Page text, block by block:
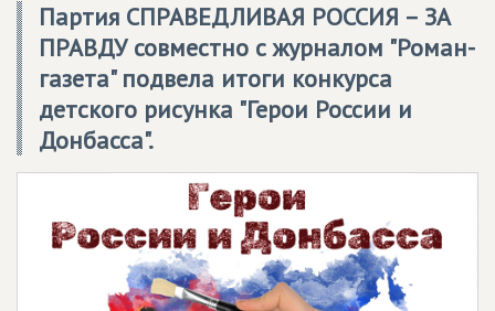
Партия СПРАВЕДЛИВАЯ РОССИЯ – ЗА
ПРАВДУсовместно с журналом "Роман-
газета" подвела итоги конкурса
детского рисунка "Герои России и
Донбасса".